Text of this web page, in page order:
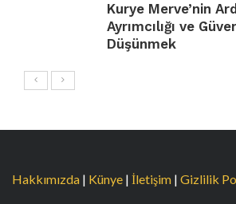
Kurye Merve’nin
Ayrımcılığı ve
Düşünmek
Hakkımızda | Künye | İletişim | Gizlilik